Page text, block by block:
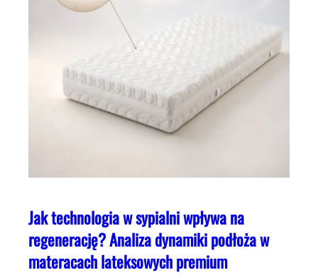
Jak technologia w sypialni wpływa na
regenerację? Analiza dynamiki podłoża w
materacach lateksowych premium